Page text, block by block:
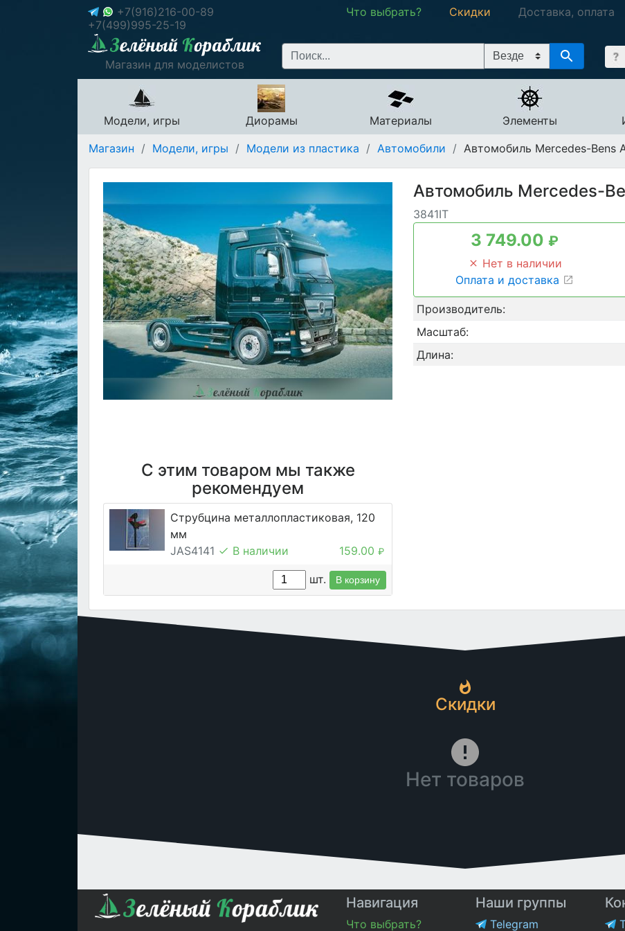
+7(916)216-00-89
+7(499)995-25-19
Что выбрать? Скидки Доставка, оплата
Магазин для моделистов
Модели, игры Диорамы Материалы Элементы
Магазин / Модели, игры / Модели из пластика / Автомобили / Автомобиль Mercedes-Bens
Автомобиль Mercedes-
3841IT
3 749.00 ₽
Нет в наличии
Оплата и доставка
Производитель:
Масштаб:
Длина:
С этим товаром мы также
рекомендуем
Струбцина металлопластиковая, 120
мм
JAS4141
В наличии 159.00₽
шт. В корзину
Скидки
Нет товаров
Навигация
Что выбрать?
Наши группы
Telegram